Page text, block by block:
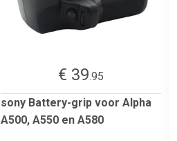
€ 39.95
sony Battery-grip voor Alpha
A500, A550 en A580